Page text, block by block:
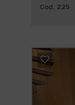
Cod. 225